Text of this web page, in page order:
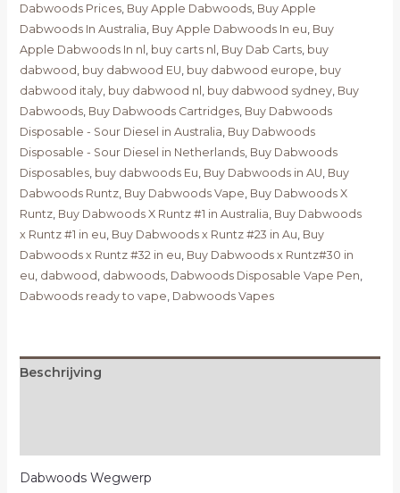
Dabwoods Prices, Buy Apple Dabwoods, Buy Apple
Dabwoods In Australia Buy Apple Dabwoods In eu Buy
Apple Dabwoods In nl buy carts nl Buy Dab Carts, buy
dabwood buy dabwood EU buy dabwood europe buy
dabwood italy, buy dabwood nl buy dabwood sydney, Buy
Dabwoods, Buy Dabwoods Cartridges, Buy Dabwoods
Disposable - Sour Diesel in Australia Buy Dabwoods
Disposable - Sour Diesel in Netherlands, Buy Dabwoods
Disposables, buy dabwoods Eu Buy Dabwoods in AU Buy
Dabwoods Runtz, Buy Dabwoods Vape Buy Dabwoods X
Runtz, Buy Dabwoods X Runtz #1 in Australia Buy Dabwoods
x Runtz #1 in eu Buy Dabwoods x Runtz #23 in Au Buy
Dabwoods x Runtz #32 in eu Buy Dabwoods x Runtz#30 in
eu dabwood dabwoods, Dabwoods Disposable Vape Pen
Dabwoods ready to vape Dabwoods Vapes
Beschrijving
Dabwoods Wegwerp